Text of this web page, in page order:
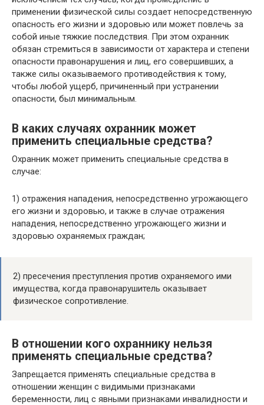
применении физической силы создает непосредственную
опасность его жизни и здоровью или может повлечь за
собой иные тяжкие последствия. При этом охранник
обязан стремиться в зависимости от характера и степени
опасности правонарушения и лиц, его совершивших, а
также силы оказываемого противодействия к тому,
чтобы любой ущерб, причиненный при устранении
опасности, был минимальным.
В каких случаях охранник может
применить специальные средства?
Охранник может применить специальные средства в
случае:
1) отражения нападения, непосредственно угрожающего
его жизни и здоровью, и также в случае отражения
нападения, непосредственно угрожающего жизни и
здоровью охраняемых граждан;
2) пресечения преступления против охраняемого ими
имущества, когда правонарушитель оказывает
физическое сопротивление.
В отношении кого охраннику нельзя
применять специальные средства?
Запрещается применять специальные средства в
отношении женщин с видимыми признаками
беременности, лиц с явными признаками инвалидности и